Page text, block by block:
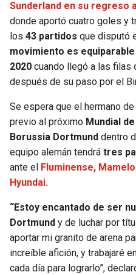
VIKINGS
FALCONS
PANTHERS
SAINTS
BUCCANEERS
THUNDER
TRAIL BLAZERS
JAZZ
Sunderland en su regreso
donde aportó cuatro goles y
los 43 partidos que disputó
movimiento es
2020 cuando llegó a las filas
después de su paso por el
Se espera que el hermano
previo al próximo Mundial
Borussia Dortmund dentro
equipo alemán tendrá tres
ante el Fluminense,
Hyundai.
“Estoy encantado de ser
Dortmund y de luchar por
aportar mi granito de arena
increíble afición, y trabajaré
cada día para lograrlo”,